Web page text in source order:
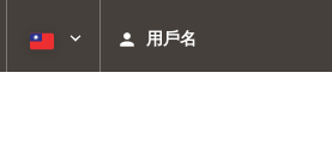
用戶名